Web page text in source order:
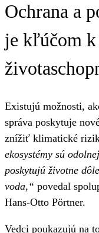
Ochrana a
je kľúčom k
Existujú možnosti,
správa poskytuje
znížiť klimatické
ekosystémy sú
poskytujú životne
voda,“ povedal
Hans-Otto Pörtner.
Vedci poukazujú na